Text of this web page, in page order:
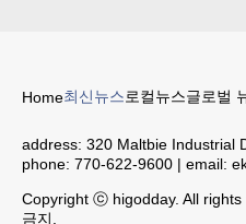
Home최신뉴스로컬뉴스글로벌
address: 320 Maltbie Industrial
phone: 770-622-9600 | email:
Copyright ⓒ higodday. All
금지.